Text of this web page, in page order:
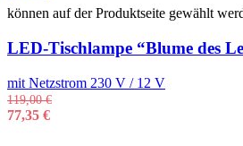
können auf der Produktseite gewählt
LED-Tischlampe “Blume des
mit Netzstrom 230 V / 12 V
119,00€
77,35 €